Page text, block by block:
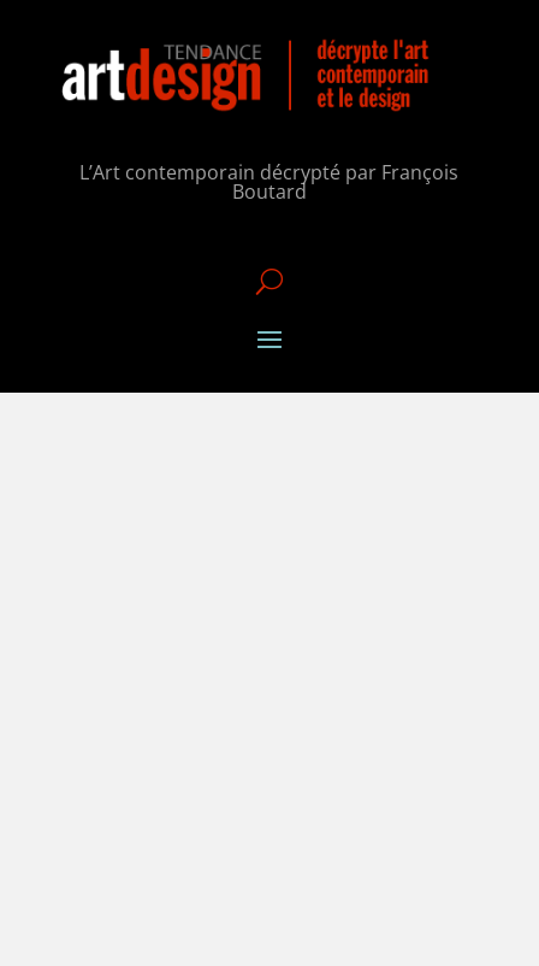
L’Art contemporain décrypté par François
Boutard
U